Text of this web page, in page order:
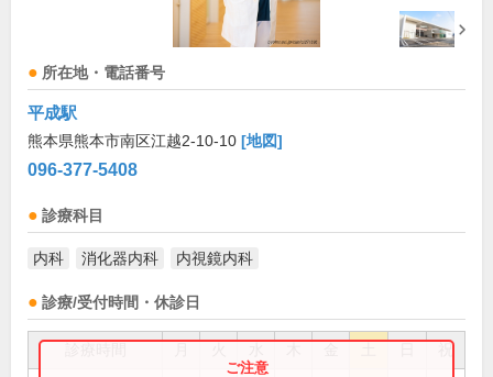
所在地・電話番号
平成駅
熊本県熊本市南区江越2-10-10 [地図]
096-377-5408
診療科目
内科 消化器内科 内視鏡内科
診療/受付時間・休診日
祝